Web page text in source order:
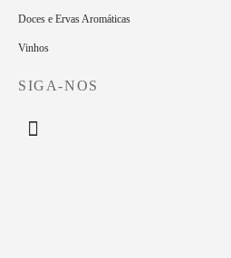
Doces e Ervas Aromáticas
Vinhos
SIGA-NOS